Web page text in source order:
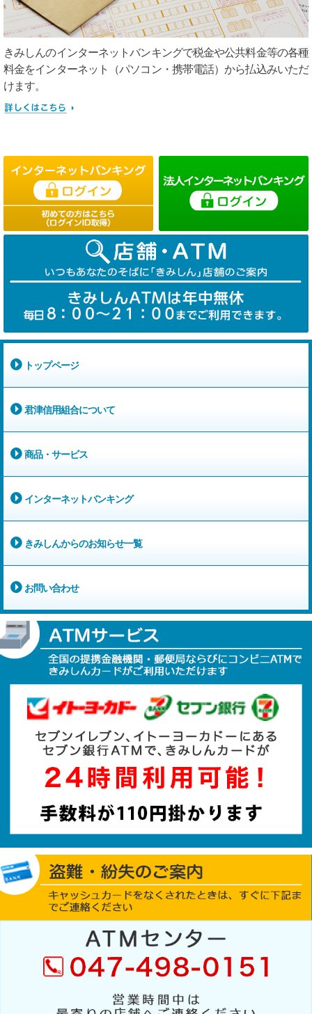
きみしんのインターネットバンキングで税金や公共料金等の各種
料金をインターネット（パソコン・携帯電話）から払込みいただ
けます。
トップページ
君津信用組合について
商品・サービス
インターネットバンキング
きみしんからのお知らせ一覧
お問い合わせ